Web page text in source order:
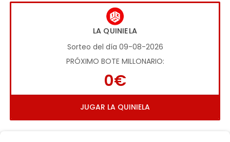
LA QUINIELA
Sorteo del día 09-08-2026
PRÓXIMO BOTE MILLONARIO:
0€
JUGAR LA QUINIELA